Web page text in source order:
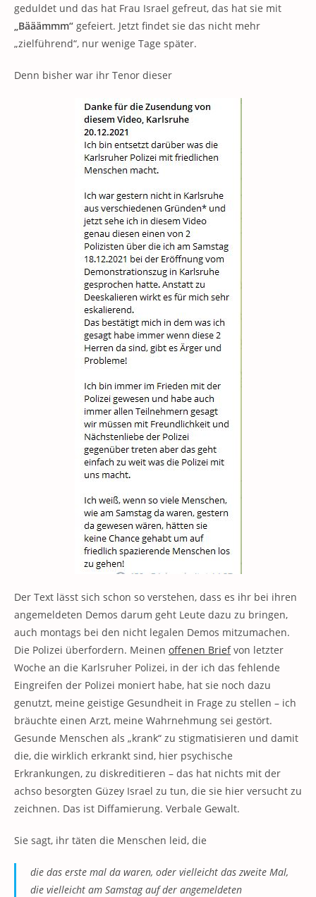
geduldet und das hat Frau Israel gefreut, das hat sie mit
„Bääämmm“ gefeiert. Jetzt findet sie das nicht mehr
„zielführend“, nur wenige Tage später.
Denn bisher war ihr Tenor dieser
Der Text lässt sich schon so verstehen, dass es ihr bei ihren
angemeldeten Demos darum geht Leute dazu zu bringen,
auch montags bei den nicht legalen Demos mitzumachen.
Die Polizei überfordern. Meinen offenen Briefvon letzter
Woche an die Karlsruher Polizei, in der ich das fehlende
Eingreifen der Polizei moniert habe, hat sie noch dazu
genutzt, meine geistige Gesundheit in Frage zu stellen – ich
bräuchte einen Arzt, meine Wahrnehmung sei gestört.
Gesunde Menschen als „krank“ zu stigmatisieren und damit
die, die wirklich erkrankt sind, hier psychische
Erkrankungen, zu diskreditieren – das hat nichts mit der
achso besorgten Güzey Israel zu tun, die sie hier versucht zu
zeichnen. Das ist Diffamierung. Verbale Gewalt.
Sie sagt, ihr täten die Menschen leid, die
die das erste mal da waren, oder vielleicht das zweite Mal,
die vielleicht am Samstag auf der angemeldeten